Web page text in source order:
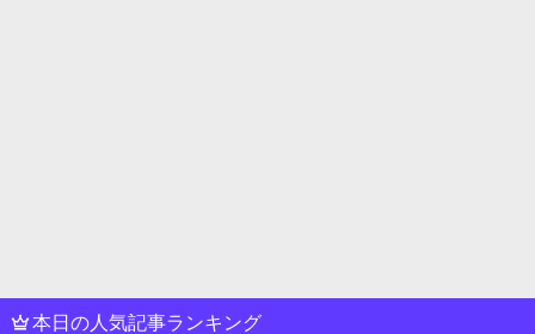
本日の人気記事ランキング